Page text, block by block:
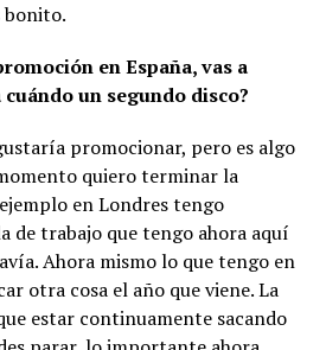
bonito.
en España, vas a
un segundo disco?
promocionar, pero es algo
quiero terminar la
en Londres tengo
de trabajo que tengo ahora aquí
Ahora mismo lo que tengo en
otra cosa el año que viene. La
estar continuamente sacando